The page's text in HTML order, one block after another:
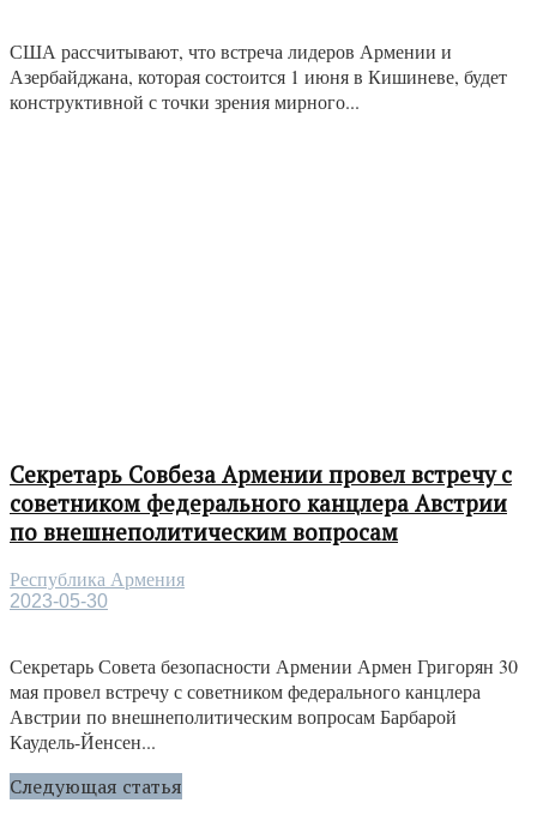
США рассчитывают, что встреча лидеров Армении и
Азербайджана, которая состоится 1 июня в Кишиневе, будет
конструктивной с точки зрения мирного...
Секретарь Совбеза Армении провел встречу с
советником федерального канцлера Австрии
по внешнеполитическим вопросам
Республика Армения
2023-05-30
Секретарь Совета безопасности Армении Армен Григорян 30
мая провел встречу с советником федерального канцлера
Австрии по внешнеполитическим вопросам Барбарой
Каудель-Йенсен...
Следующая статья